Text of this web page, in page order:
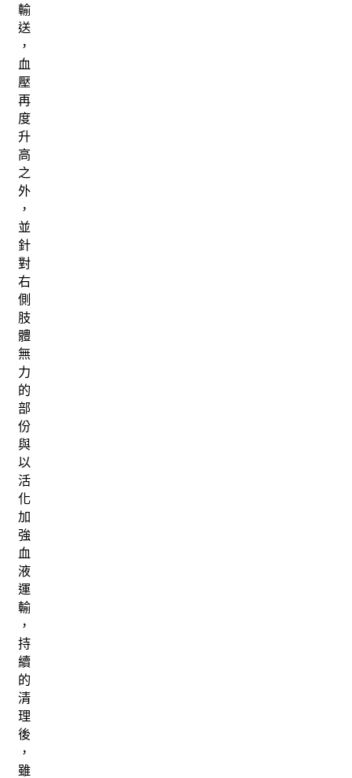
輸
送
，
血
壓
再
度
升
高
之
外
，
並
針
對
右
側
肢
體
無
力
的
部
份
與
以
活
化
加
強
血
液
運
輸
，
持
續
的
清
理
後
，
雖